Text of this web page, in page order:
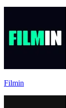
Filmin